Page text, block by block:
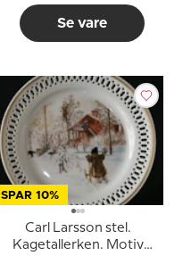
Se vare
SPAR 10%
Carl Larsson stel.
Kagetallerken. Motiv